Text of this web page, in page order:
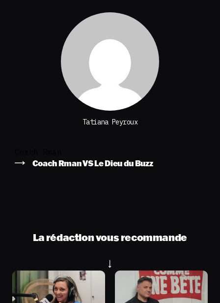
Tatiana Peyroux
Coach Rman VS Le Dieu du Buzz
La rédaction vous recommande